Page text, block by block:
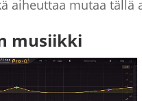
aiheuttaa mutaa tällä
musiikki